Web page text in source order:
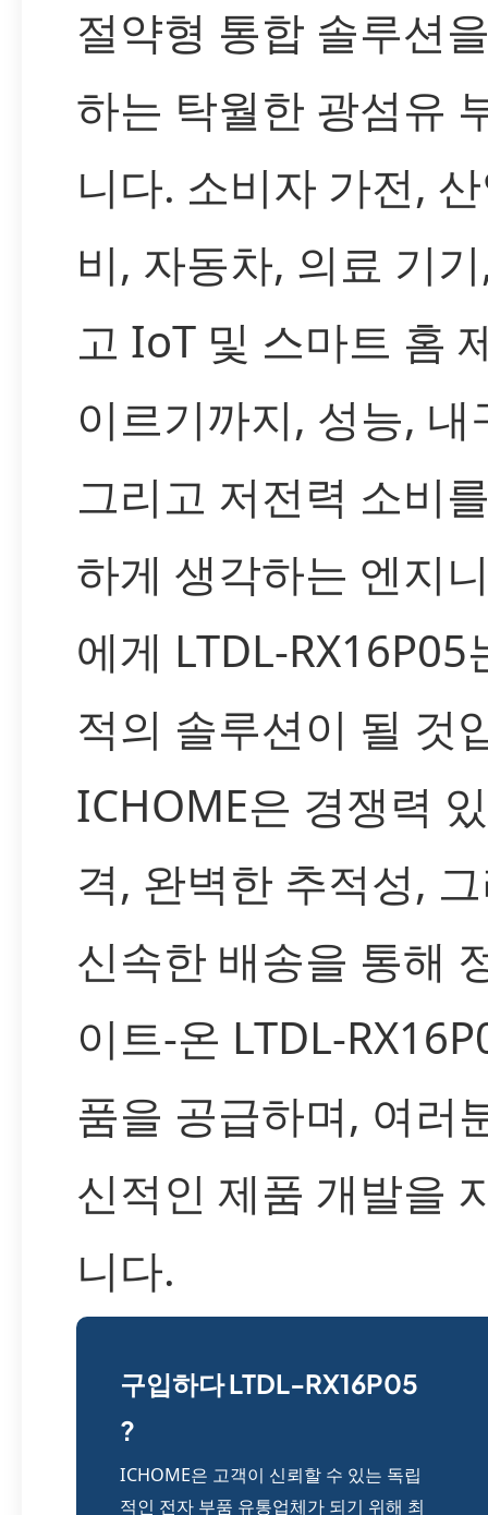
절약형 통합 솔루션
하는 탁월한 광섬유
니다. 소비자 가전,
비, 자동차, 의료 기
고 IoT 및 스마트 홈
이르기까지, 성능, 내
그리고 저전력 소비
하게 생각하는 엔지
에게 LTDL-RX16P05
적의 솔루션이 될 것
ICHOME은 경쟁력
격, 완벽한 추적성,
신속한 배송을 통해
이트-온 LTDL-
품을 공급하며, 여러
신적인 제품 개발을
니다.
구입하다 LTDL-RX16P05
?
ICHOME은 고객이 신뢰할 수 있는 독립
적인 전자 부품 유통업체가 되기 위해 최